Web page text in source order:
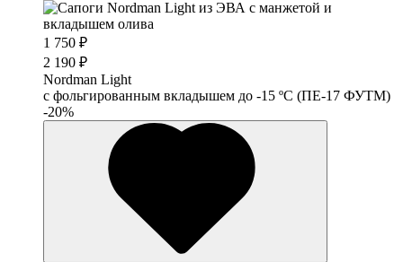
1 750 ₽
2 190 ₽
Nordman Light
c фольгированным вкладышем до -15 ºС (ПЕ-17 ФУТМ)
-20%